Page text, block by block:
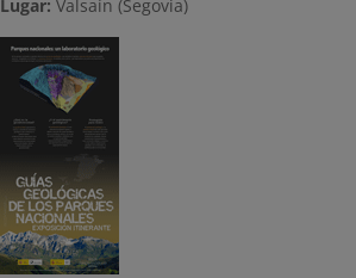
Lugar: Valsaín (Segovia)